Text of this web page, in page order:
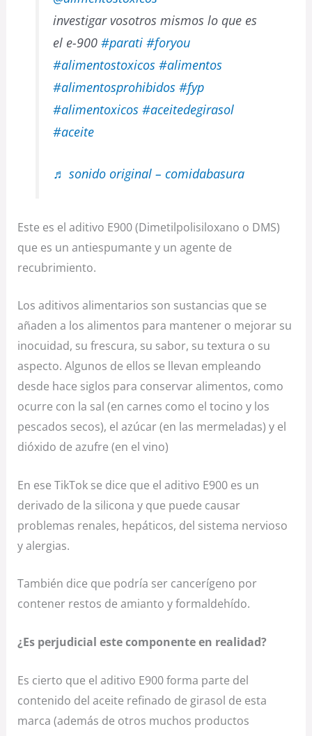
investigar vosotros mismos lo que es
el e-900#parati #foryou
#alimentostoxicos #alimentos
#alimentosprohibidos #fyp
#alimentoxicos #aceitedegirasol
#aceite
♬ sonido original – comidabasura
Este es el aditivo E900 (Dimetilpolisiloxano o DMS)
que es un antiespumante y un agente de
recubrimiento.
Los aditivos alimentarios son sustancias que se
añaden a los alimentos para mantener o mejorar su
inocuidad, su frescura, su sabor, su textura o su
aspecto. Algunos de ellos se llevan empleando
desde hace siglos para conservar alimentos, como
ocurre con la sal (en carnes como el tocino y los
pescados secos), el azúcar (en las mermeladas) y el
dióxido de azufre (en el vino)
En ese TikTok se dice que el aditivo E900 es un
derivado de la silicona y que puede causar
problemas renales, hepáticos, del sistema nervioso
y alergias.
También dice que podría ser cancerígeno por
contener restos de amianto y formaldehído.
¿Es perjudicial este componente en realidad?
Es cierto que el aditivo E900 forma parte del
contenido del aceite refinado de girasol de esta
marca (además de otros muchos productos